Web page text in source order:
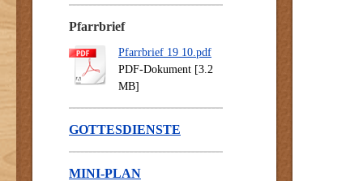
Pfarrbrief
Pfarrbrief 19 10.pdf
PDF-Dokument [3.2
MB]
GOTTESDIENSTE
MINI-PLAN